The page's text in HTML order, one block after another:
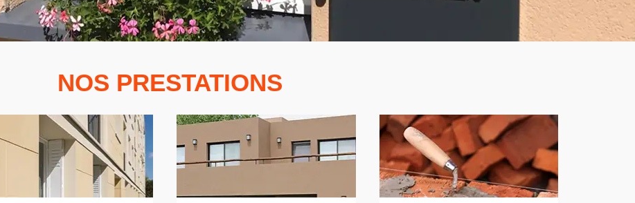
NOS PRESTATIONS